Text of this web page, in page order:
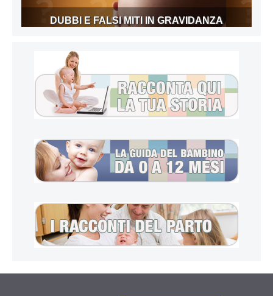
DUBBI E FALSI MITI IN GRAVIDANZA